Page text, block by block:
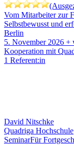
Vom Mitarbeiter zur
Selbstbewusst und
Berlin
5. November 2026 +
Kooperation mit
1 Referent:in
David Nitschke
Quadriga Hochschule
SeminarFür